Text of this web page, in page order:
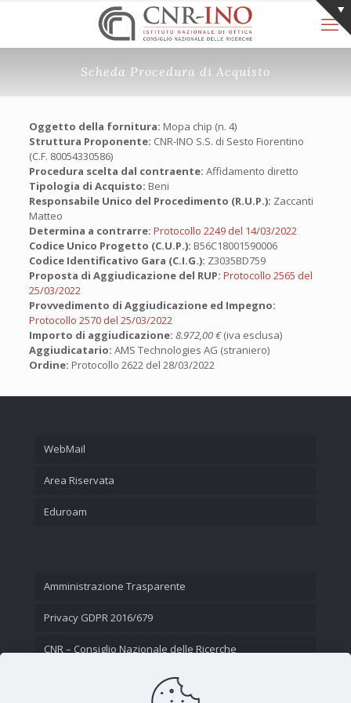
Scheda Procedura di Acquisto
Oggetto della fornitura: Mopa chip (n. 4)
Struttura Proponente: CNR-INO S.S. di Sesto Fiorentino
(C.F. 80054330586)
Procedura scelta dal contraente: Affidamento diretto
Tipologia di Acquisto: Beni
Responsabile Unico del Procedimento (R.U.P.): Zaccanti
Matteo
Determina a contrarre: Protocollo 2249 del 14/03/2022
Codice Unico Progetto (C.U.P.): B56C18001590006
Codice Identificativo Gara (C.I.G.): Z3035BD759
Proposta di Aggiudicazione del RUP: Protocollo 2565 del
25/03/2022
Provvedimento di Aggiudicazione ed Impegno:
Protocollo 2570 del 25/03/2022
Importo di aggiudicazione: 8.972,00 €(iva esclusa)
Aggiudicatario: AMS Technologies AG (straniero)
Ordine: Protocollo 2622 del 28/03/2022
WebMail
Area Riservata
Eduroam
Amministrazione Trasparente
Privacy GDPR 2016/679
CNR – Consiglio Nazionale delle Ricerche